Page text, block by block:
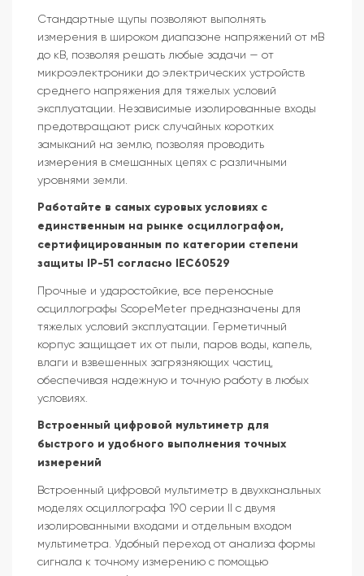
Стандартные щупы позволяют выполнять
измерения в широком диапазоне напряжений от мВ
до кВ, позволяя решать любые задачи — от
микроэлектроники до электрических устройств
среднего напряжения для тяжелых условий
эксплуатации. Независимые изолированные входы
предотвращают риск случайных коротких
замыканий на землю, позволяя проводить
измерения в смешанных цепях с различными
уровнями земли.
Работайте в самых суровых условиях с
единственным на рынке осциллографом,
сертифицированным по категории степени
защиты IP-51 согласно IEC60529
Прочные и ударостойкие, все переносные
осциллографы ScopeMeter предназначены для
тяжелых условий эксплуатации. Герметичный
корпус защищает их от пыли, паров воды, капель,
влаги и взвешенных загрязняющих частиц,
обеспечивая надежную и точную работу в любых
условиях.
Встроенный цифровой мультиметр для
быстрого и удобного выполнения точных
измерений
Встроенный цифровой мультиметр в двухканальных
моделях осциллографа 190 серии II с двумя
изолированными входами и отдельным входом
мультиметра. Удобный переход от анализа формы
сигнала к точному измерению с помощью